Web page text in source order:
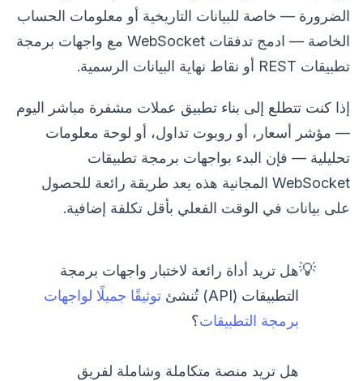
الضرورة — خاصة للبيانات التاريخية أو معلومات الحساب
الخاصة — ادمج تدفقات WebSocket مع واجهات برمجة
تطبيقات REST أو نقاط نهاية البيانات الرسمية.
إذا كنت تتطلع إلى بناء تطبيق عملات مشفرة مباشر اليوم
— مؤشر أسعار، أو روبوت تداول، أو لوحة معلومات
تحليلية — فإن البدء بواجهات برمجة تطبيقات
WebSocket المجانية هذه يعد طريقة رائعة للحصول
على بيانات في الوقت الفعلي بأقل تكلفة إضافية.
💡هل تريد أداة رائعة لاختبار واجهات برمجة
التطبيقات (API) تُنشئ
توثيقًا جميلًا لواجهات
برمجة التطبيقات؟
هل تريد منصة متكاملة وشاملة لفريق